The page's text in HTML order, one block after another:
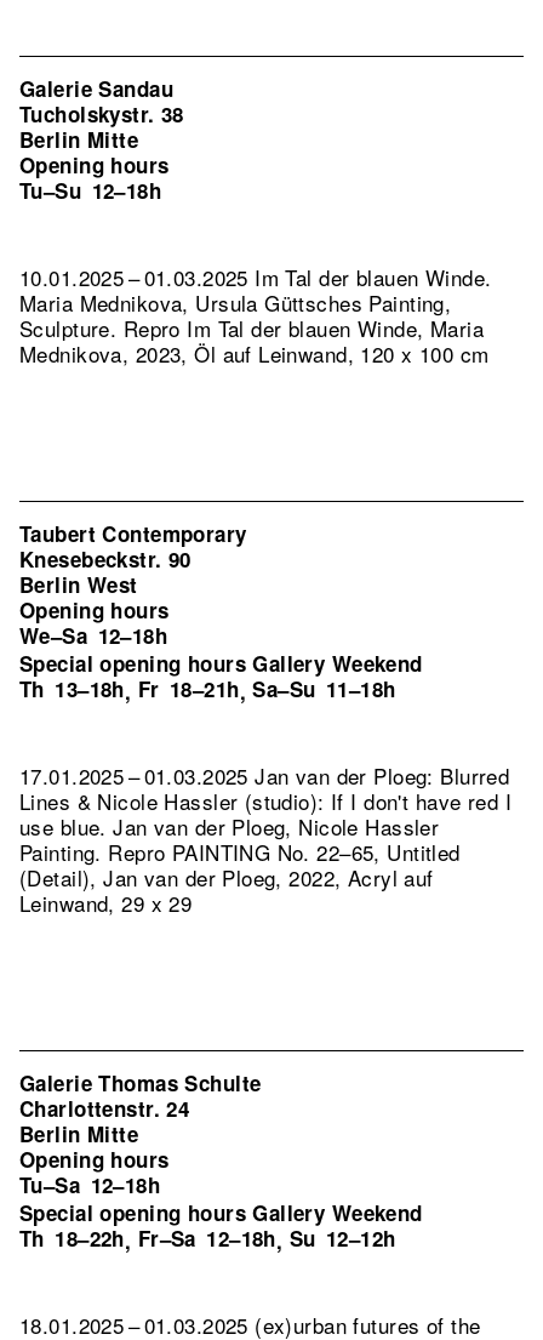
Galerie Sandau
Tucholskystr. 38
Berlin Mitte
Opening hours
Tu–Su 12–18h
10.01.2025 – 01.03.2025 Im Tal der blauen Winde.
Maria Mednikova, Ursula Güttsches Painting,
Sculpture. Repro Im Tal der blauen Winde, Maria
Mednikova, 2023, Öl auf Leinwand, 120 x 100 cm
Taubert Contemporary
Knesebeckstr. 90
Berlin West
Opening hours
We–Sa 12–18h
Special opening hours Gallery Weekend
Th 13–18h, Fr 18–21h,Sa–Su 11–18h
17.01.2025 – 01.03.2025 Jan van der Ploeg: Blurred
Lines & Nicole Hassler (studio): If I don't have red I
use blue. Jan van der Ploeg, Nicole Hassler
Painting. Repro PAINTING No. 22–65, Untitled
(Detail), Jan van der Ploeg, 2022, Acryl auf
Leinwand, 29 x 29
Galerie Thomas Schulte
Charlottenstr. 24
Berlin Mitte
Opening hours
Tu–Sa 12–18h
Special opening hours Gallery Weekend
Th 18–22h, Fr–Sa 12–18h, Su 12–12h
18.01.2025 – 01.03.2025 (ex)urban futures of the